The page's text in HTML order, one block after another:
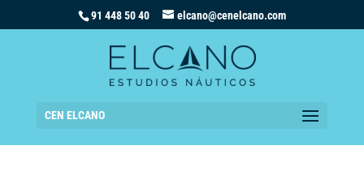
91 448 50 40 elcano@cenelcano.com
CEN ELCANO